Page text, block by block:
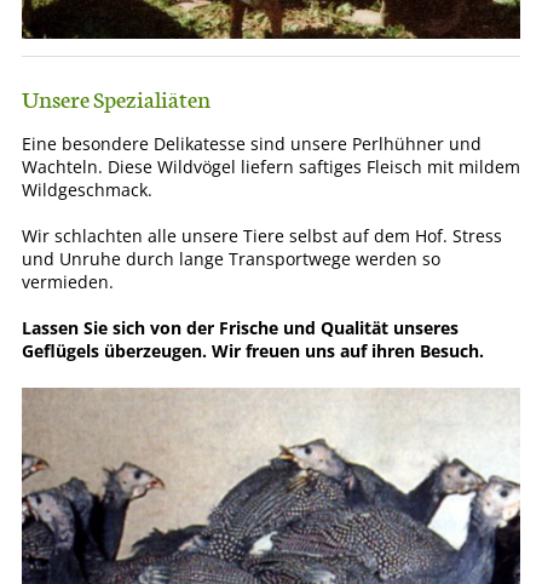
Unsere Spezialiäten
Eine besondere Delikatesse sind unsere Perlhühner und
Wachteln. Diese Wildvögel liefern saftiges Fleisch mit mildem
Wildgeschmack.
Wir schlachten alle unsere Tiere selbst auf dem Hof. Stress
und Unruhe durch lange Transportwege werden so
vermieden.
Lassen Sie sich von der Frische und Qualität unseres
Geflügels überzeugen. Wir freuen uns auf ihren Besuch.